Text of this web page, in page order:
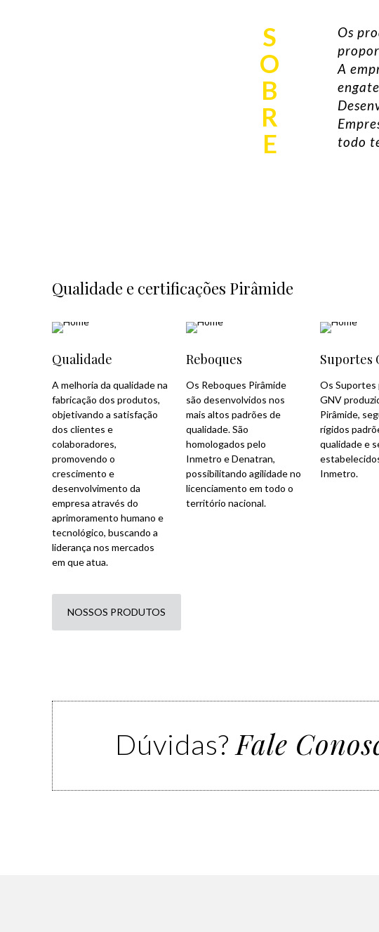
S
O
B
R
E
Os
A
todo
Qualidade e certificações Pirâmide
Qualidade
A melhoria da qualidade na
fabricação dos produtos,
objetivando a satisfação
dos clientes e
colaboradores,
promovendo o
crescimento e
desenvolvimento da
empresa através do
aprimoramento humano e
tecnológico, buscando a
liderança nos mercados
em que atua.
Reboques
Os Reboques Pirâmide
são desenvolvidos nos
mais altos padrões de
qualidade. São
homologados pelo
Inmetro e Denatran,
possibilitando agilidade no
licenciamento em todo o
território nacional.
Suportes
Os Suportes
GNV
Pirâmide,
rígidos
qualidade e
Inmetro.
NOSSOS PRODUTOS
Dúvidas? Fale